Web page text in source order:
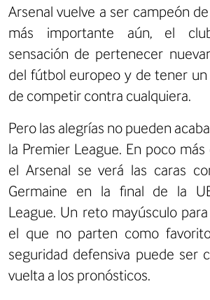
Arsenal vuelve a ser campeón
más importante aún, el
sensación de pertenecer
del fútbol europeo y de tener
de competir contra cualquiera.
Pero las alegrías no pueden
la Premier League. En poco
el Arsenal se verá las caras
Germaine en la final de la
League. Un reto mayúsculo
el que no parten como
seguridad defensiva puede ser
vuelta a los pronósticos.